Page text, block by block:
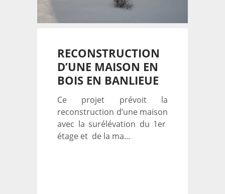
RECONSTRUCTION
D’UNE MAISON EN
BOIS EN BANLIEUE
Ce projet prévoit la
reconstruction d’une maison
avec la surélévation du 1er
étage et de la ma...